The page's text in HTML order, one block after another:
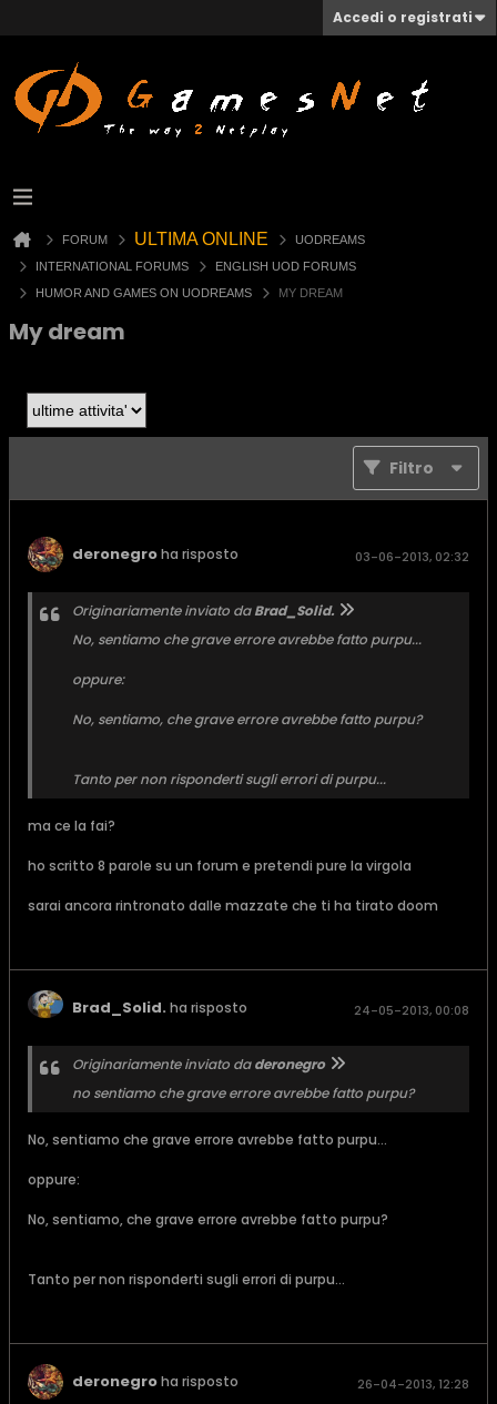
Accedi o registrati
FORUM ULTIMA ONLINE
UODREAMS
INTERNATIONAL FORUMS
ENGLISH UOD FORUMS
HUMOR AND GAMES ON UODREAMS
MY DREAM
My dream
Filtro
deronegroha risposto 03-06-2013, 02:32
Originariamente inviato daBrad_Solid.
No, sentiamo che grave errore avrebbe fatto purpu...
oppure:
No, sentiamo, che grave errore avrebbe fatto purpu?
Tanto per non risponderti sugli errori di purpu...
ma ce la fai?
ho scritto 8 parole su un forum e pretendi pure la virgola
sarai ancora rintronato dalle mazzate che ti ha tirato doom
Brad_Solid. ha risposto 24-05-2013, 00:08
Originariamente inviato daderonegro
no sentiamo che grave errore avrebbe fatto purpu?
No, sentiamo che grave errore avrebbe fatto purpu...
oppure:
No, sentiamo, che grave errore avrebbe fatto purpu?
Tanto per non risponderti sugli errori di purpu...
deronegroha risposto 26-04-2013, 12:28